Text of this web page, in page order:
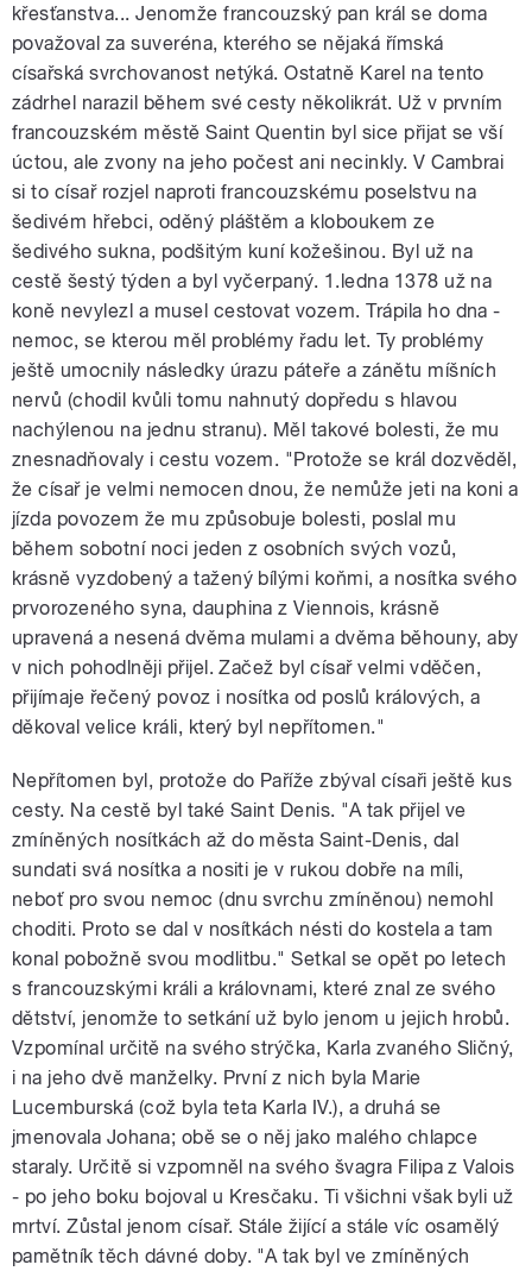
křesťanstva... Jenomže francouzský pan král se doma
považoval za suveréna, kterého se nějaká římská
císařská svrchovanost netýká. Ostatně Karel na tento
zádrhel narazil během své cesty několikrát. Už v prvním
francouzském městě Saint Quentin byl sice přijat se vší
úctou, ale zvony na jeho počest ani necinkly. V Cambrai
si to císař rozjel naproti francouzskému poselstvu na
šedivém hřebci, oděný pláštěm a kloboukem ze
šedivého sukna, podšitým kuní kožešinou. Byl už na
cestě šestý týden a byl vyčerpaný. 1.ledna 1378 už na
koně nevylezl a musel cestovat vozem. Trápila ho dna -
nemoc, se kterou měl problémy řadu let. Ty problémy
ještě umocnily následky úrazu páteře a zánětu míšních
nervů (chodil kvůli tomu nahnutý dopředu s hlavou
nachýlenou na jednu stranu). Měl takové bolesti, že mu
znesnadňovaly i cestu vozem. "Protože se král dozvěděl,
že císař je velmi nemocen dnou, že nemůže jeti na koni a
jízda povozem že mu způsobuje bolesti, poslal mu
během sobotní noci jeden z osobních svých vozů,
krásně vyzdobený a tažený bílými koňmi, a nosítka svého
prvorozeného syna, dauphina z Viennois, krásně
upravená a nesená dvěma mulami a dvěma běhouny, aby
v nich pohodlněji přijel. Začež byl císař velmi vděčen,
přijímaje řečený povoz i nosítka od poslů králových, a
děkoval velice králi, který byl nepřítomen."
Nepřítomen byl, protože do Paříže zbýval císaři ještě kus
cesty. Na cestě byl také Saint Denis. "A tak přijel ve
zmíněných nosítkách až do města Saint-Denis, dal
sundati svá nosítka a nositi je v rukou dobře na míli,
neboť pro svou nemoc (dnu svrchu zmíněnou) nemohl
choditi. Proto se dal v nosítkách nésti do kostela a tam
konal pobožně svou modlitbu." Setkal se opět po letech
s francouzskými králi a královnami, které znal ze svého
dětství, jenomže to setkání už bylo jenom u jejich hrobů.
Vzpomínal určitě na svého strýčka, Karla zvaného Sličný,
i na jeho dvě manželky. První z nich byla Marie
Lucemburská (což byla teta Karla IV.), a druhá se
jmenovala Johana; obě se o něj jako malého chlapce
staraly. Určitě si vzpomněl na svého švagra Filipa z Valois
- po jeho boku bojoval u Kresčaku. Ti všichni však byli už
mrtví. Zůstal jenom císař. Stále žijící a stále víc osamělý
pamětník těch dávné doby. "A tak byl ve zmíněných